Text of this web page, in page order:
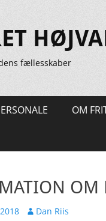
fællesskaber
OM
OM
Forfatter
Dan Riis